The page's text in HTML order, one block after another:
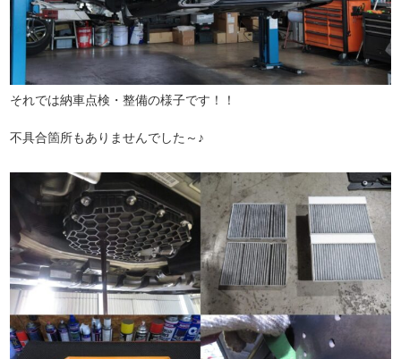
それでは納車点検・整備の様子です！！
不具合箇所もありませんでした～♪